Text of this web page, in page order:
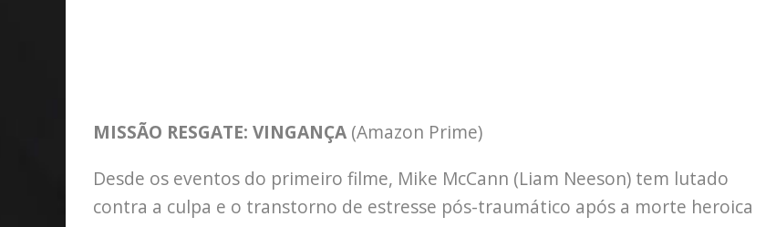
MISSÃO RESGATE: VINGANÇA (Amazon Prime)
Desde os eventos do primeiro filme, Mike McCann (Liam Neeson) tem lutado
contra a culpa e o transtorno de estresse pós-traumático após a morte heroica